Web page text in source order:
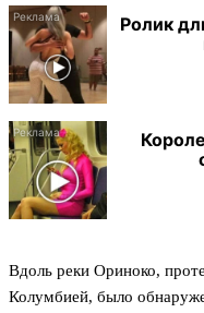
Ролик
Вдоль реки Ориноко,
Колумбией, было